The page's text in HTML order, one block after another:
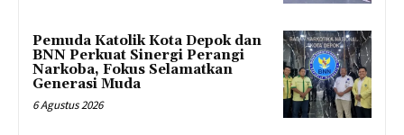
Pemuda Katolik Kota Depok dan
BNN Perkuat Sinergi Perangi
Narkoba, Fokus Selamatkan
Generasi Muda
6 Agustus 2026